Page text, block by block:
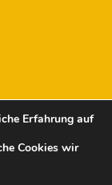
Erfahrung auf
Cookies wir